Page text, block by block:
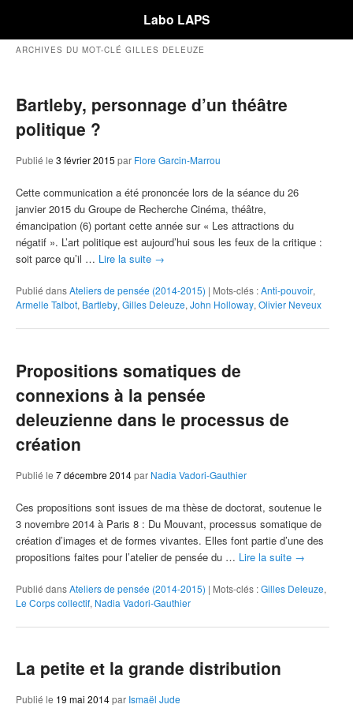
Labo LAPS
ARCHIVES DU MOT-CLÉ GILLES DELEUZE
Bartleby, personnage d’un théâtre
politique ?
Publié le 3 février 2015 par Flore Garcin-Marrou
Cette communication a été prononcée lors de la séance du 26
janvier 2015 du Groupe de Recherche Cinéma, théâtre,
émancipation (6) portant cette année sur « Les attractions du
négatif ». L’art politique est aujourd’hui sous les feux de la critique :
soit parce qu’il … Lire la suite →
Publié dansAteliers de pensée (2014-2015) | Mots-clés :Anti-pouvoir,
Armelle Talbot, Bartleby, Gilles Deleuze, John Holloway, Olivier Neveux
Propositions somatiques de
connexions à la pensée
deleuzienne dans le processus de
création
Publié le 7 décembre 2014par Nadia Vadori-Gauthier
Ces propositions sont issues de ma thèse de doctorat, soutenue le
3 novembre 2014 à Paris 8 : Du Mouvant, processus somatique de
création d’images et de formes vivantes. Elles font partie d’une des
propositions faites pour l’atelier de pensée du … Lire la suite →
Publié dansAteliers de pensée (2014-2015) | Mots-clés :Gilles Deleuze,
Le Corps collectif, Nadia Vadori-Gauthier
La petite et la grande distribution
Publié le 19 mai 2014par Ismaël Jude